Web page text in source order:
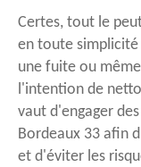
Certes, tout le
en toute simplicité
une fuite ou
l'intention de
vaut d'engager
Bordeaux 33 afin
et d'éviter les